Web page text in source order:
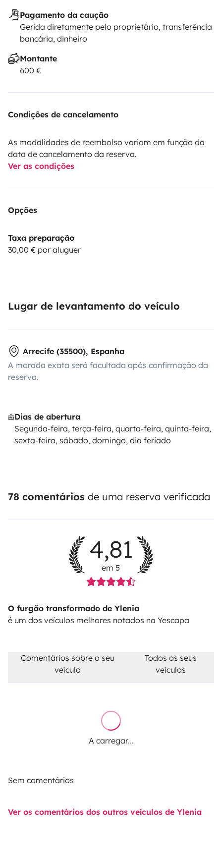
Pagamento da caução
Gerida diretamente pelo proprietário, transferência
bancária, dinheiro
Montante
600 €
Condições de cancelamento
As modalidades de reembolso variam em função da
data de cancelamento da reserva.
Ver as condições
Opções
Taxa preparação
30,00 € por aluguer
Lugar de levantamento do veículo
Arrecife (35500), Espanha
A morada exata será facultada após confirmação da
reserva.
Dias de abertura
Segunda-feira, terça-feira, quarta-feira, quinta-feira,
sexta-feira, sábado, domingo, dia feriado
78 comentários de uma reserva verificada
4,81
em 5
O furgão transformado de Ylenia
é um dos veículos melhores notados na Yescapa
Comentários sobre o seu
veículo
Todos os seus
veículos
A carregar...
Sem comentários
Ver os comentários dos outros veículos de Ylenia